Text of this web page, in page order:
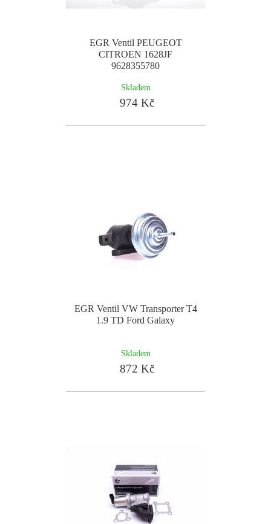
EGR Ventil PEUGEOT
CITROEN 1628JF
9628355780
Skladem
974 Kč
EGR Ventil VW Transporter T4
1.9 TD Ford Galaxy
Skladem
872 Kč